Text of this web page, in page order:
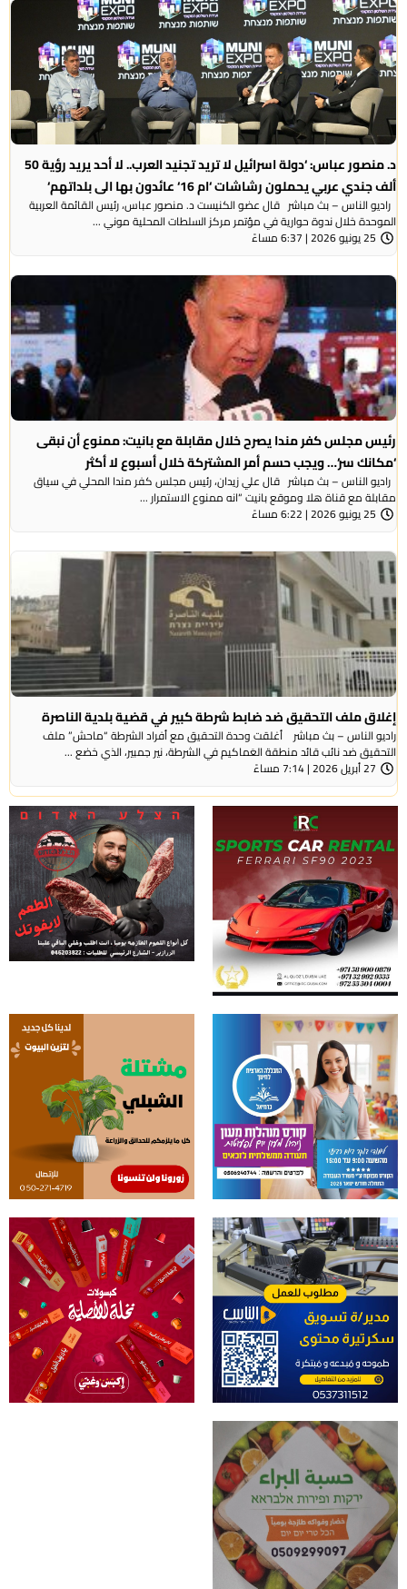
د. منصور عباس: ‘دولة اسرائيل لا تريد تجنيد العرب.. لا أحد يريد رؤية 50
ألف جندي عربي يحملون رشاشات ‘ام 16‘ عائدون بها الى بلداتهم‘
راديو الناس – بث مباشر قال عضو الكنيست د. منصور عباس، رئيس القائمة العربية
الموحدة خلال ندوة حوارية في مؤتمر مركز السلطات المحلية موني ...
25 يونيو 2026 | 6:37 مساءً
رئيس مجلس كفر مندا يصرح خلال مقابلة مع بانيت: ممنوع أن نبقى
‘مكانك سر‘… ويجب حسم أمر المشتركة خلال أسبوع لا أكثر
راديو الناس – بث مباشر قال علي زيدان، رئيس مجلس كفر مندا المحلي في سياق
مقابلة مع قناة هلا وموقع بانيت “انه ممنوع الاستمرار ...
25 يونيو 2026 | 6:22 مساءً
إغلاق ملف التحقيق ضد ضابط شرطة كبير في قضية بلدية الناصرة
راديو الناس – بث مباشر أغلقت وحدة التحقيق مع أفراد الشرطة “ماحش” ملف
التحقيق ضد نائب قائد منطقة العَماكيم في الشرطة، نير جمبير، الذي خضع ...
27 أبريل 2026 | 7:14 مساءً